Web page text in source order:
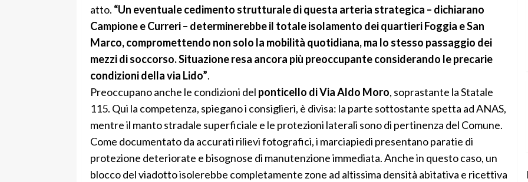
atto. “Un eventuale cedimento strutturale di questa arteria strategica – dichiarano
Campione e Curreri – determinerebbe il totale isolamento dei quartieri Foggia e San
Marco, compromettendo non solo la mobilità quotidiana, ma lo stesso passaggio dei
mezzi di soccorso. Situazione resa ancora più preoccupante considerando le precarie
condizioni della via Lido”.
Preoccupano anche le condizioni del ponticello di Via Aldo Moro, soprastante la Statale
115. Qui la competenza, spiegano i consiglieri, è divisa: la parte sottostante spetta ad ANAS,
mentre il manto stradale superficiale e le protezioni laterali sono di pertinenza del Comune.
Come documentato da accurati rilievi fotografici, i marciapiedi presentano paratie di
protezione deteriorate e bisognose di manutenzione immediata. Anche in questo caso, un
blocco del viadotto isolerebbe completamente zone ad altissima densità abitativa e ricettiva